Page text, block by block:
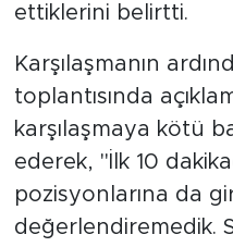
ettiklerini belirtti.
Karşılaşmanın
toplantısında
karşılaşmaya kötü
ederek, "İlk 10
pozisyonlarına da
değerlendiremedik.